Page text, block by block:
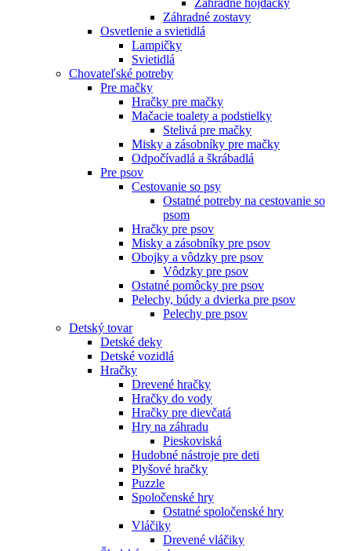
Záhradné hojdačky
Záhradné zostavy
Osvetlenie a svietidlá
Lampičky
Svietidlá
Chovateľské potreby
Pre mačky
Hračky pre mačky
Mačacie toalety a podstielky
Stelivá pre mačky
Misky a zásobníky pre mačky
Odpočívadlá a škrábadlá
Pre psov
Cestovanie so psy
Ostatné potreby na cestovanie so
psom
Hračky pre psov
Misky a zásobníky pre psov
Obojky a vôdzky pre psov
Vôdzky pre psov
Ostatné pomôcky pre psov
Pelechy, búdy a dvierka pre psov
Pelechy pre psov
Detský tovar
Detské deky
Detské vozidlá
Hračky
Drevené hračky
Hračky do vody
Hračky pre dievčatá
Hry na záhradu
Pieskoviská
Hudobné nástroje pre deti
Plyšové hračky
Puzzle
Spoločenské hry
Ostatné spoločenské hry
Vláčiky
Drevené vláčiky